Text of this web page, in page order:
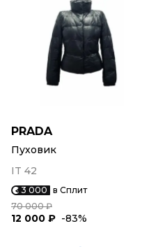
PRADA
Пуховик
IT 42
3 000 в Сплит
70 000 ₽
12 000 ₽ -83%